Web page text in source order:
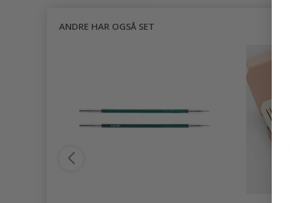
ANDRE HAR OGSÅ SET